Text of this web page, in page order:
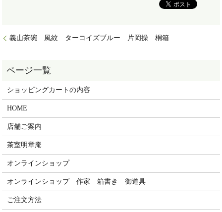
義山茶碗 風紋 ターコイズブルー 片岡操 桐箱
ショッピングカートの内容
HOME
店舗ご案内
茶室明章庵
オンラインショップ
オンラインショップ 作家 箱書き 御道具
ご注文方法